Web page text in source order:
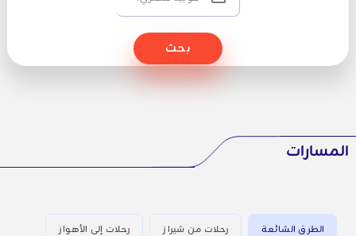
بحث
المسارات
الطرق الشائعة رحلات من شيراز رحلات إلى الأهواز